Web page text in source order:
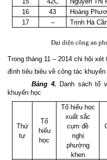
16
43 Hoàng
17
– Trịnh Hà
Đại diện công an
Trong tháng 11 – 2014 chi hội
đình tiêu biêu về công tác
Bảng 4. Danh sách tổ
khuyến học
Thứ
tự
Tổ
hiếu
học
Tổ hiếu học
xuất sắc
cụm đề
nghị
phường
khen